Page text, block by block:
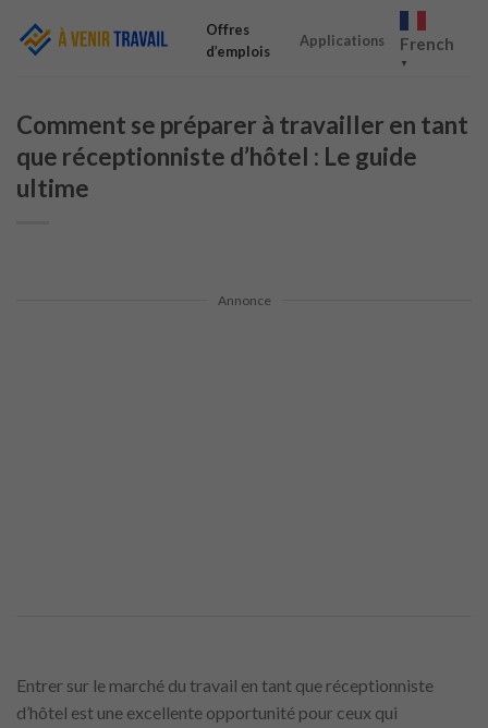
Offres
d’emplois
Applications French
▼
Comment se préparer à travailler en tant
que réceptionniste d’hôtel : Le guide
ultime
Annonce
Entrer sur le marché du travail en tant que réceptionniste
d’hôtel est une excellente opportunité pour ceux qui